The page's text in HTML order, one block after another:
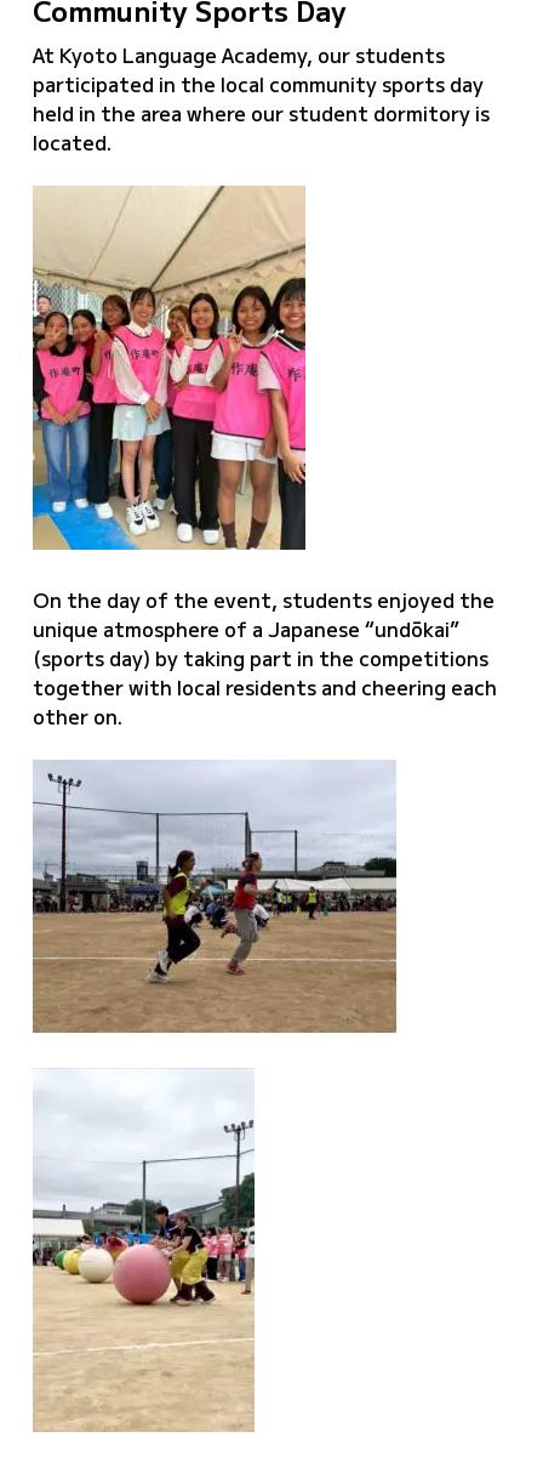
Community Sports Day
At Kyoto Language Academy, our students
participated in the local community sports day
held in the area where our student dormitory is
located.
On the day of the event, students enjoyed the
unique atmosphere of a Japanese “undōkai”
(sports day) by taking part in the competitions
together with local residents and cheering each
other on.